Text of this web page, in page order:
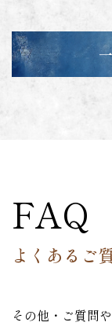
FAQ
よくあるご
その他・ご質問